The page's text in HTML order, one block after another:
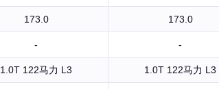
173.0 173.0
- -
1.0T 122马力 L3 1.0T 122马力 L3